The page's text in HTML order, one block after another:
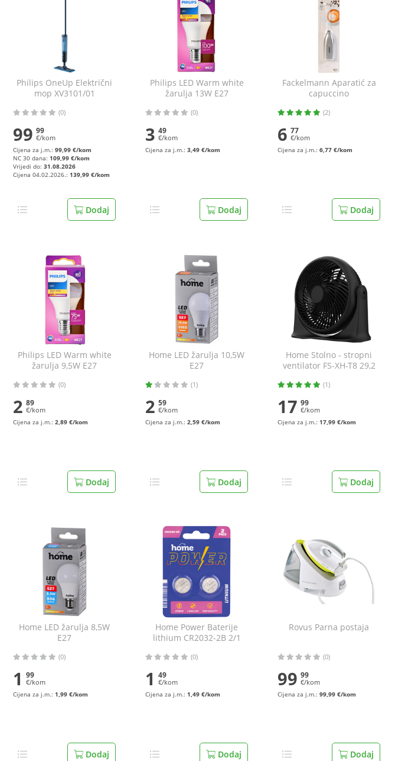
Philips OneUp Električni
mop XV3101/01
(0)
99 99
€/kom
Cijena za j.m.: 99,99 €/kom
NC 30 dana: 109,99 €/kom
Vrijedi do: 31.08.2026
Cijena 04.02.2026.: 139,99 €/kom
Dodaj
Philips LED Warm white
žarulja 13W E27
(0)
3 49
€/kom
Cijena za j.m.: 3,49 €/kom
Dodaj
Fackelmann Aparatić za
capuccino
(2)
6 77
€/kom
Cijena za j.m.: 6,77 €/kom
Dodaj
Philips LED Warm white
žarulja 9,5W E27
(0)
2 89
€/kom
Cijena za j.m.: 2,89 €/kom
Dodaj
Home LED žarulja 10,5W
E27
(1)
2 59
€/kom
Cijena za j.m.: 2,59 €/kom
Dodaj
Home Stolno - stropni
ventilator FS-XH-T8 29,2
(1)
17 99
€/kom
Cijena za j.m.: 17,99 €/kom
Dodaj
Home LED žarulja 8,5W
E27
(0)
1 99
€/kom
Cijena za j.m.: 1,99 €/kom
Dodaj
Home Power Baterije
lithium CR2032-2B 2/1
(0)
1 49
€/kom
Cijena za j.m.: 1,49 €/kom
Dodaj
Rovus Parna postaja
(0)
99 99
€/kom
Cijena za j.m.: 99,99 €/kom
Dodaj